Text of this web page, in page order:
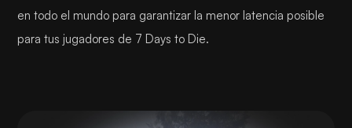
en todo el mundo para garantizar la menor latencia posible
para tus jugadores de 7 Days to Die.